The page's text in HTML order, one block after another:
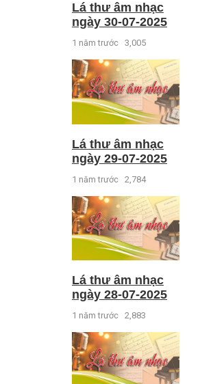
Lá thư âm nhạc
ngày 30-07-2025
1 năm trước 3,005
Lá thư âm nhạc
ngày 29-07-2025
1 năm trước 2,784
Lá thư âm nhạc
ngày 28-07-2025
1 năm trước 2,883